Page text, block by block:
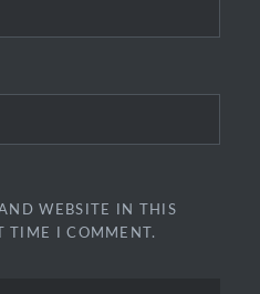
WEBSITE IN THIS
TIME I COMMENT.